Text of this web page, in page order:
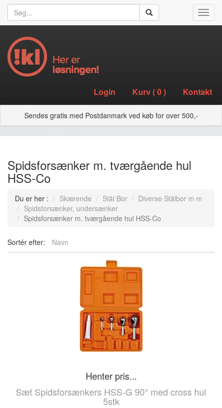
Login Kurv (0) Kontakt
Sendes gratis med Postdanmark ved køb for over 500,-
Spidsforsænker m. tværgående hul
HSS-Co
Du er her : Skærende Stål Bor
Diverse Stålbor m m
Spidsforsænker, undersænker
Spidsforsænker m. tværgående hul HSS-Co
Sortér efter: Navn
Henter pris...
Sæt Spidsforsænkers HSS-G 90° med cross hul
5stk